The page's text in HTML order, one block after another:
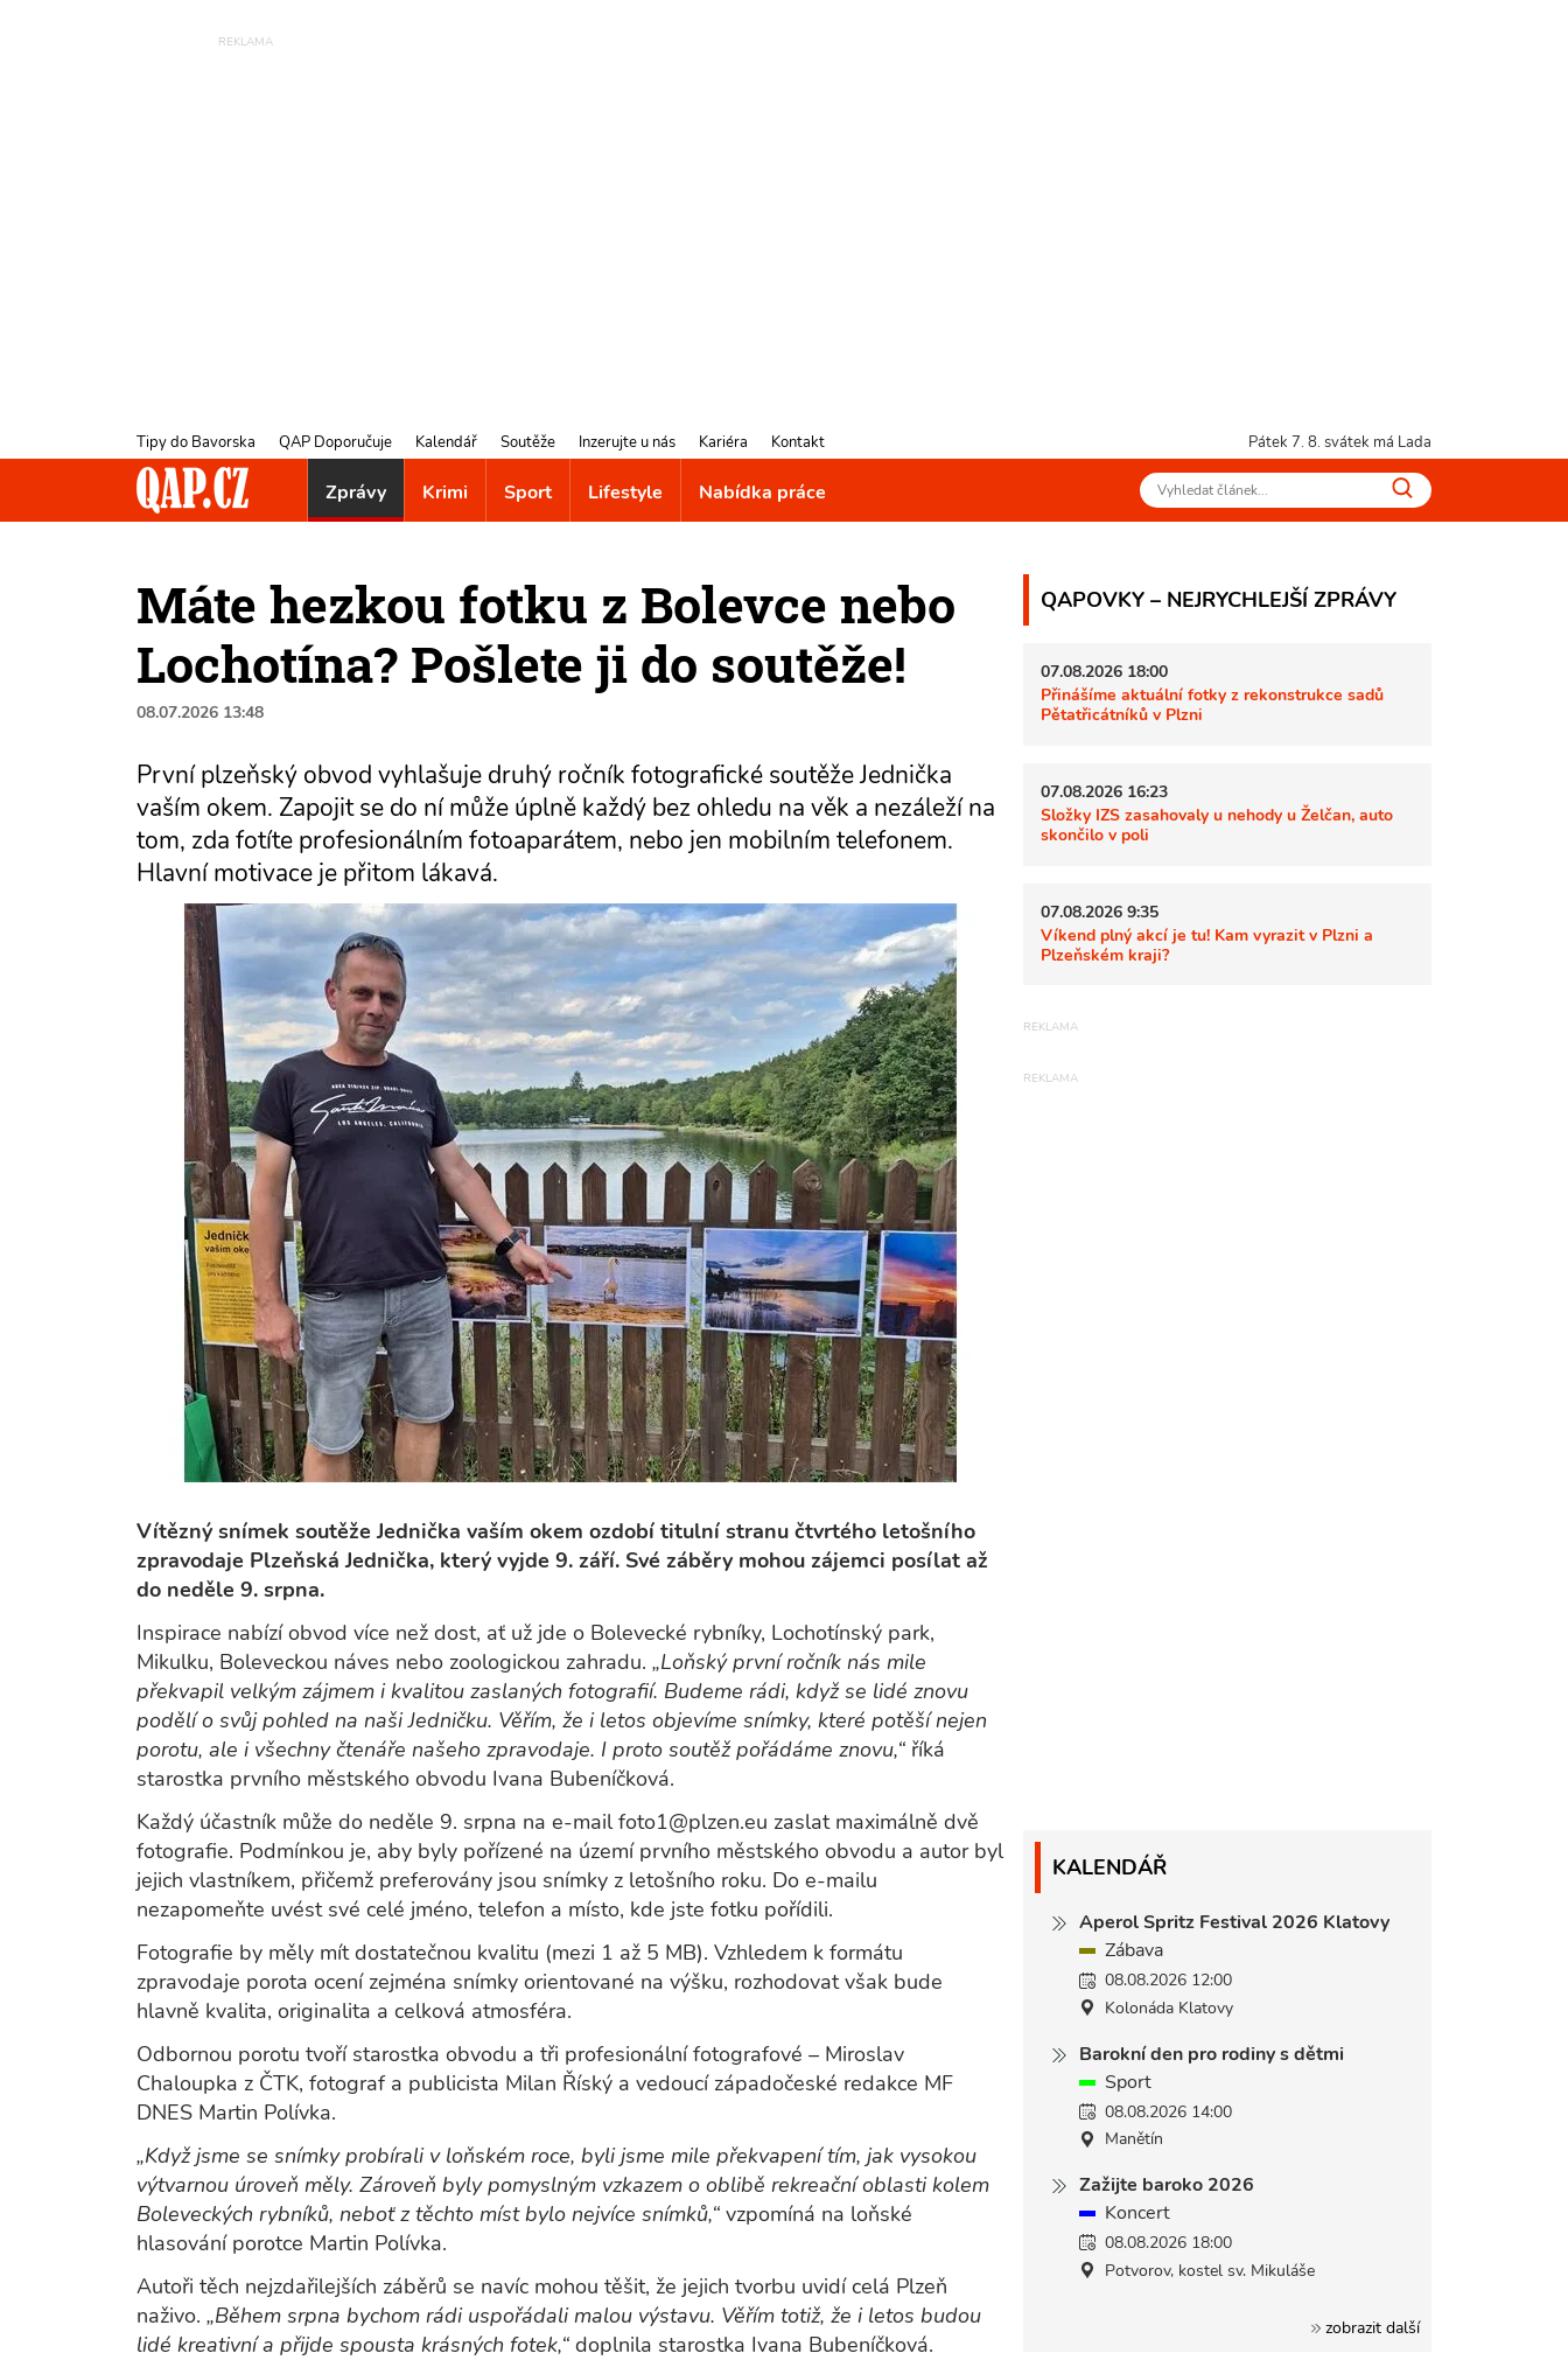
Tipy do Bavorska QAP Doporučuje Kalendář Soutěže Inzerujte u nás Kariéra Kontakt Pátek 7. 8. svátek má Lada
Zprávy Krimi Sport Lifestyle Nabídka práce
Máte hezkou fotku z Bolevce nebo
Lochotína? Pošlete ji do soutěže!
08.07.2026 13:48
První plzeňský obvod vyhlašuje druhý ročník fotografické soutěže Jednička
vaším okem. Zapojit se do ní může úplně každý bez ohledu na věk a nezáleží na
tom, zda fotíte profesionálním fotoaparátem, nebo jen mobilním telefonem.
Hlavní motivace je přitom lákavá.
Vítězný snímek soutěže Jednička vaším okem ozdobí titulní stranu čtvrtého letošního
zpravodaje Plzeňská Jednička, který vyjde 9. září. Své záběry mohou zájemci posílat až
do neděle 9. srpna.
Inspirace nabízí obvod více než dost, ať už jde o Bolevecké rybníky, Lochotínský park,
Mikulku, Boleveckou náves nebo zoologickou zahradu. „Loňský první ročník nás mile
překvapil velkým zájmem i kvalitou zaslaných fotografií. Budeme rádi, když se lidé znovu
podělí o svůj pohled na naši Jedničku. Věřím, že i letos objevíme snímky, které potěší nejen
porotu, ale i všechny čtenáře našeho zpravodaje. I proto soutěž pořádáme znovu,“ říká
starostka prvního městského obvodu Ivana Bubeníčková.
Každý účastník může do neděle 9. srpna na e-mail foto1@plzen.eu zaslat maximálně dvě
fotografie. Podmínkou je, aby byly pořízené na území prvního městského obvodu a autor byl
jejich vlastníkem, přičemž preferovány jsou snímky z letošního roku. Do e-mailu
nezapomeňte uvést své celé jméno, telefon a místo, kde jste fotku pořídili.
Fotografie by měly mít dostatečnou kvalitu (mezi 1 až 5 MB). Vzhledem k formátu
zpravodaje porota ocení zejména snímky orientované na výšku, rozhodovat však bude
hlavně kvalita, originalita a celková atmosféra.
Odbornou porotu tvoří starostka obvodu a tři profesionální fotografové – Miroslav
Chaloupka z ČTK, fotograf a publicista Milan Říský a vedoucí západočeské redakce MF
DNES Martin Polívka.
„Když jsme se snímky probírali v loňském roce, byli jsme mile překvapení tím, jak vysokou
výtvarnou úroveň měly. Zároveň byly pomyslným vzkazem o oblibě rekreační oblasti kolem
Boleveckých rybníků, neboť z těchto míst bylo nejvíce snímků,“ vzpomíná na loňské
hlasování porotce Martin Polívka.
Autoři těch nejzdařilejších záběrů se navíc mohou těšit, že jejich tvorbu uvidí celá Plzeň
naživo. „Během srpna bychom rádi uspořádali malou výstavu. Věřím totiž, že i letos budou
lidé kreativní a přijde spousta krásných fotek,“ doplnila starostka Ivana Bubeníčková.
QAPOVKY – NEJRYCHLEJŠÍ ZPRÁVY
07.08.2026 18:00
Přinášíme aktuální fotky z rekonstrukce sadů
Pětatřicátníků v Plzni
07.08.2026 16:23
Složky IZS zasahovaly u nehody u Želčan, auto
skončilo v poli
07.08.2026 9:35
Víkend plný akcí je tu! Kam vyrazit v Plzni a
Plzeňském kraji?
KALENDÁŘ
Aperol Spritz Festival 2026 Klatovy
Zábava
08.08.2026 12:00
Kolonáda Klatovy
Barokní den pro rodiny s dětmi
Sport
08.08.2026 14:00
Manětín
Zažijte baroko 2026
Koncert
08.08.2026 18:00
Potvorov, kostel sv. Mikuláše
zobrazit další